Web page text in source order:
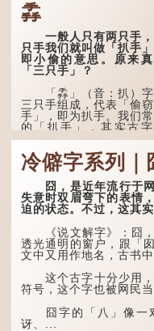
掱
一般人只有两只手，
只手我们就叫做「扒手」
即小偷的意思。原来
「三只手」？
「掱」（音：扒）字
三只手组成，代表「偷窃
手」，即为扒手。我们
的「扒手」，其实古字
「掱手」。
清·徐珂《清稗类钞
盗贼类．掱手》记载：
人呼翦绺贼曰掱手，犹
手也，亦曰瘪三码子。」
其中「翦绺」即剪断
人衣带以窃取钱物，是
的旧称。而「掱手」也
手多多，擅自拿别人东
意思了...
冷僻字系列｜
囧，是近年流行于网
失意时双眉弯下的表情
迫的状态。不过，这其
《说文解字》：囧，
透光通明的窗户，跟「
文中又用作地名，古书
这个古字十分少用，
符号，这个字也被网民
囧字的「八」像一
讶、...